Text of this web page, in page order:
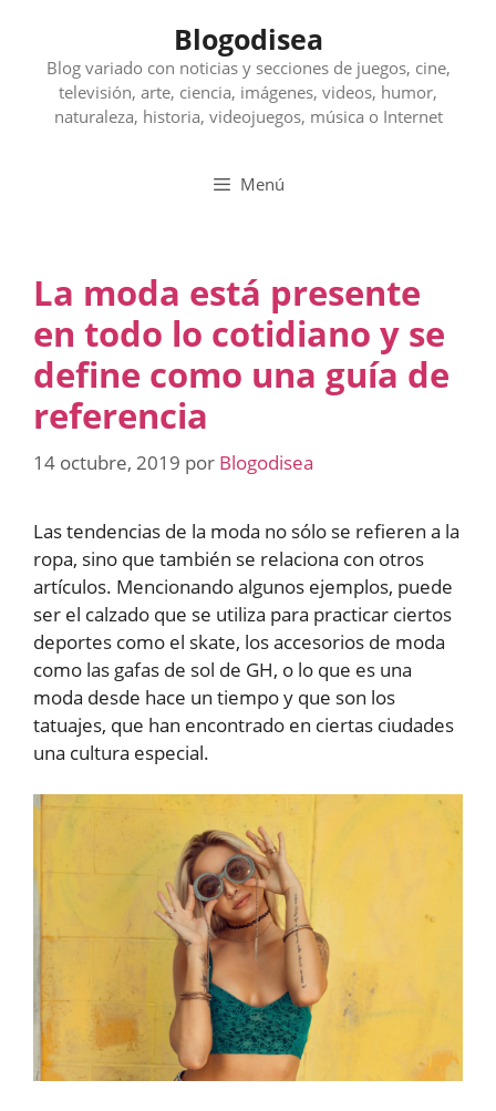
contenido
Blogodisea
Blog variado con noticias y secciones de juegos, cine,
televisión, arte, ciencia, imágenes, videos, humor,
naturaleza, historia, videojuegos, música o Internet
Menú
La moda está presente
en todo lo cotidiano y se
define como una guía de
referencia
14 octubre, 2019 por Blogodisea
Las tendencias de la moda no sólo se refieren a la
ropa, sino que también se relaciona con otros
artículos. Mencionando algunos ejemplos, puede
ser el calzado que se utiliza para practicar ciertos
deportes como el skate, los accesorios de moda
como las gafas de sol de GH, o lo que es una
moda desde hace un tiempo y que son los
tatuajes, que han encontrado en ciertas ciudades
una cultura especial.